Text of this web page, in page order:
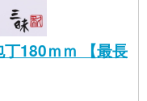
180ｍｍ 【最長